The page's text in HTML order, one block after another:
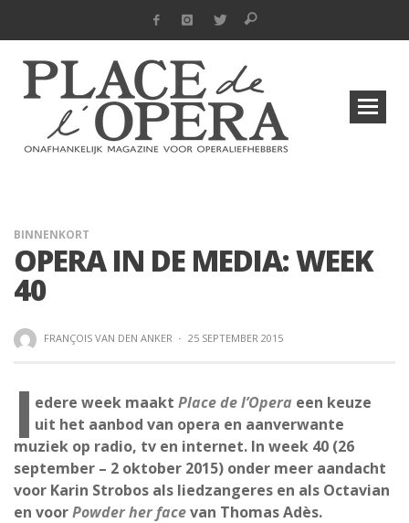
BINNENKORT
OPERA IN DE MEDIA: WEEK
40
FRANÇOIS VAN DEN ANKER · 25 SEPTEMBER 2015
I edere week maakt Place de l’Opera een keuze
uit het aanbod van opera en aanverwante
muziek op radio, tv en internet. In week 40 (26
september – 2 oktober 2015) onder meer aandacht
voor Karin Strobos als liedzangeres en als Octavian
en voorPowder her facevan Thomas Adès.